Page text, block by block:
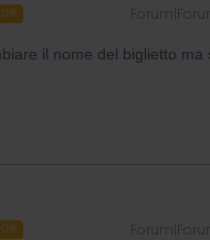
il nome del biglietto ma